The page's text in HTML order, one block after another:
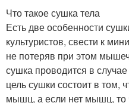
Что такое сушка тела
Есть две особенности
культуристов, свести к
не потеряв при этом
сушка проводится в
цель сушки состоит в том,
мышц, а если нет мышц, то